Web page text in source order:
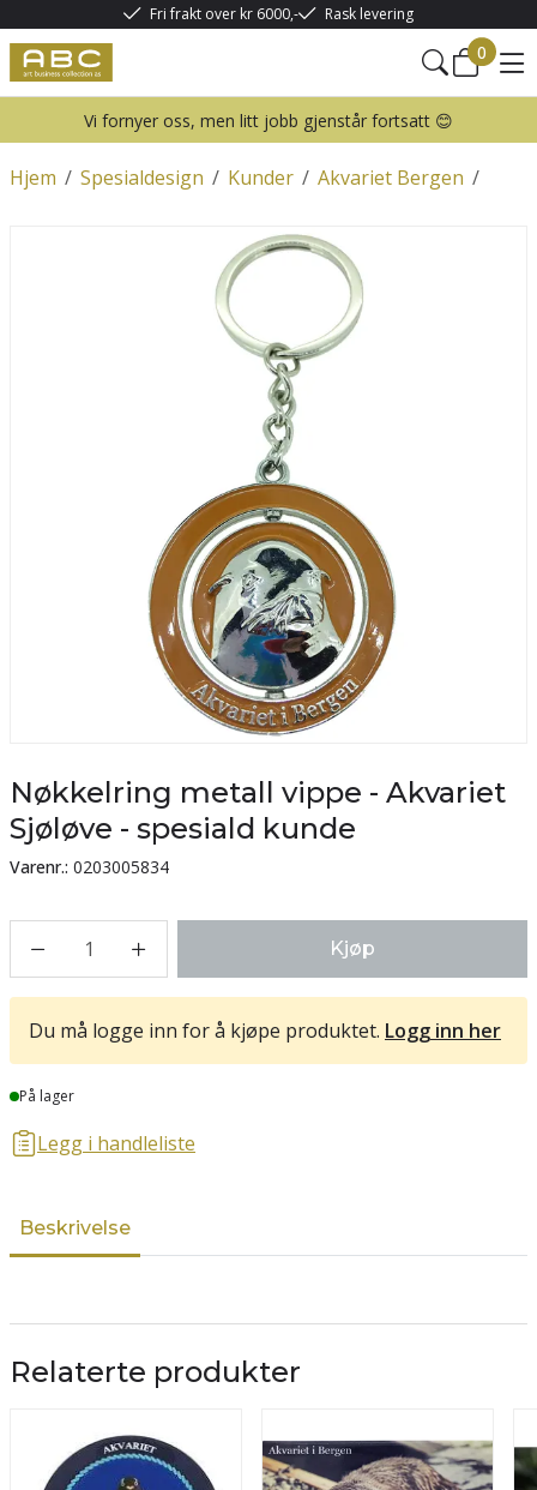
Fri frakt over kr 6000,- Rask levering
0
Vi fornyer oss, men litt jobb gjenstår fortsatt 😊
/
Hjem /
Spesialdesign /
Kunder /
Akvariet Bergen
Nøkkelring metall vippe - Akvariet
Sjøløve - spesiald kunde
Varenr.: 0203005834
1 Kjøp
Du må logge inn for å kjøpe produktet. Logg inn her
Lager
På lager
Legg i handleliste
Beskrivelse
Relaterte produkter